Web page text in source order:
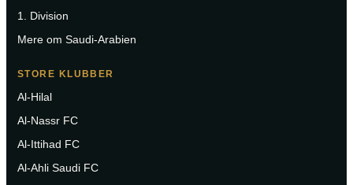
1. Division
Mere om Saudi-Arabien
STORE KLUBBER
Al-Hilal
Al-Nassr FC
Al-Ittihad FC
Al-Ahli Saudi FC